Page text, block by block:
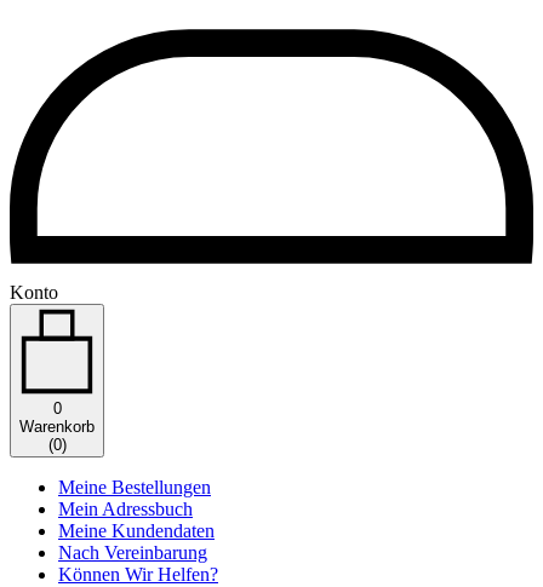
Konto
0
Warenkorb
(0)
Meine Bestellungen
Mein Adressbuch
Meine Kundendaten
Nach Vereinbarung
Können Wir Helfen?